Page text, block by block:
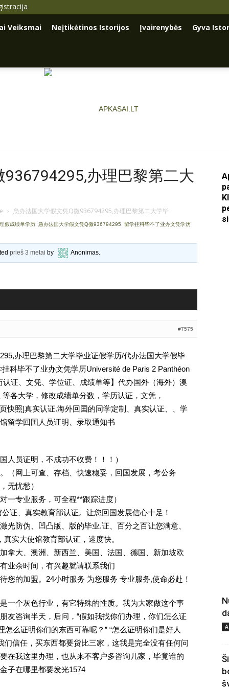
Veiksmai Neįtikėtinos Istorijos Įvairenybės Gyva
办理巴黎第二大
› 急办法国大学假文凭Q微936794295,办理巴黎第二大学毕
假成绩单学历, 急办法国大学假文凭Q微936794295, 留学挂科毕不了业办文凭学历
prieš 3 metai by Anonimas.
#7575
办理巴黎第二大学毕业证假学历/代办法国大学假毕
科毕不了业办文凭学历Université de Paris 2 Panthéon
证、文凭、学位证、成绩单等】代办国外（海外）澳
各大学，修改成绩单分数，学历认证，文凭，
快照]真实认证.海外回囯的同学定制、真实认证、、学
留学回囯人员证明、录取通知书
人员证明，不成功不收费！！！）
（网上可查、存档、快速稳妥，回国发展，考公务
，无忧愁）
一专业服务，可全程**跟踪进度）
证、真实教育部认证。让您回国发展信心十足！
防伪、凹凸版、版的毕业.证、百分之百让您满意、
实大使馆教育部认证，速度快。
拿大、澳洲、新西兰、美国、法国、德国、新加坡欧
业余时间，有兴趣就请联系我们
您的加盟。24小时服务 为您服务 专业服务,使命必赴！
一个灰色行业，有它特殊的性质。我为大家做这个事
友咨询半天，后问，“假如我找你们办理，你们怎么证
怎么证明你们的东西可靠呢？” “怎么证明你们是好人
们信任，买东西都要货比三家，这我是完全没有任何问
在我这里办理，也从来不客户多咨询几家，毕竟谁的
子在哪里都要发光1574